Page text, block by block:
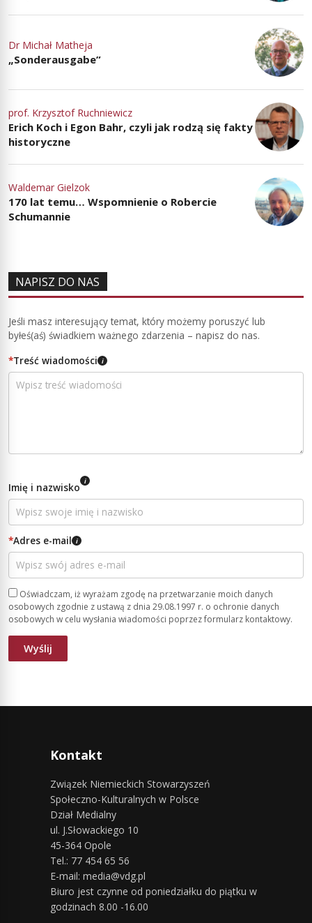
Dr Michał Matheja
„Sonderausgabe”
prof. Krzysztof Ruchniewicz
Erich Koch i Egon Bahr, czyli jak rodzą się fakty
historyczne
Waldemar Gielzok
170 lat temu… Wspomnienie o Robercie
Schumannie
NAPISZ DO NAS
Jeśli masz interesujący temat, który możemy poruszyć lub
byłeś(aś) świadkiem ważnego zdarzenia – napisz do nas.
*Treść wiadomości i
Imię i nazwisko i
*Adres e-mail i
Oświadczam, iż wyrażam zgodę na przetwarzanie moich danych
osobowych zgodnie z ustawą z dnia 29.08.1997 r. o ochronie danych
osobowych w celu wysłania wiadomości poprzez formularz kontaktowy.
Kontakt
Związek Niemieckich Stowarzyszeń
Społeczno-Kulturalnych w Polsce
Dział Medialny
ul. J.Słowackiego 10
45-364 Opole
Tel.: 77 454 65 56
E-mail: media@vdg.pl
Biuro jest czynne od poniedziałku do piątku w
godzinach 8.00 -16.00